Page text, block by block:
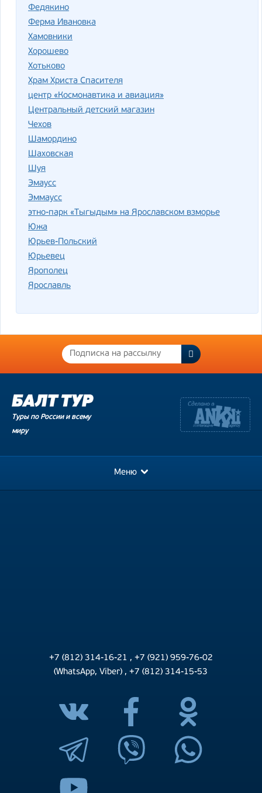
Федякино
Ферма Ивановка
Хамовники
Хорошево
Хотьково
Храм Христа Спасителя
центр «Космонавтика и авиация»
Центральный детский магазин
Чехов
Шамордино
Шаховская
Шуя
Эмаусс
Эммаусс
этно-парк «Тыгыдым» на Ярославском взморье
Южа
Юрьев-Польский
Юрьевец
Ярополец
Ярославль
Туры по России и всему
миру
Меню
+7 (812) 314-16-21 , +7 (921) 959-76-02
(WhatsApp, Viber) ,+7 (812) 314-15-53